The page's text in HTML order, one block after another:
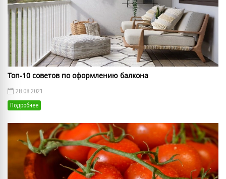
Топ-10 советов по оформлению балкона
28.08.2021
Подробнее